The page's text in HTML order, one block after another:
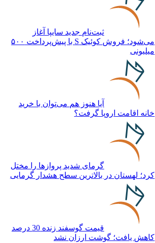
ثبت‌نام جدید سایپا آغاز
می‌شود؛ فروش کوئیک S با پیش‌پرداخت ۵۰۰
میلیونی
آیا هنوز هم می‌توان با خرید
خانه اقامت اروپا گرفت؟
گرمای شدید پروازها را مختل
کرد؛ لهستان در بالاترین سطح هشدار گرمایی
قیمت گوسفند زنده 30 درصد
کاهش یافت؛ گوشت ارزان نشد